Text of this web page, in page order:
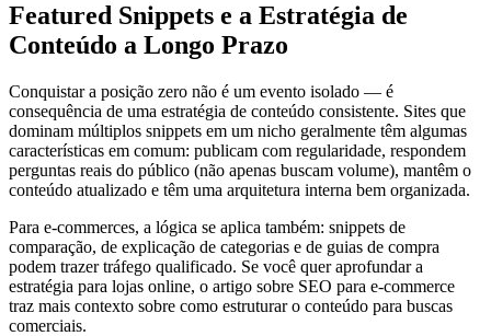
Featured Snippets e a Estratégia de
Conteúdo a Longo Prazo
Conquistar a posição zero não é um evento isolado — é
consequência de uma estratégia de conteúdo consistente. Sites que
dominam múltiplos snippets em um nicho geralmente têm algumas
características em comum: publicam com regularidade, respondem
perguntas reais do público (não apenas buscam volume), mantêm o
conteúdo atualizado e têm uma arquitetura interna bem organizada.
Para e-commerces, a lógica se aplica também: snippets de
comparação, de explicação de categorias e de guias de compra
podem trazer tráfego qualificado. Se você quer aprofundar a
estratégia para lojas online, o artigo sobre SEO para e-commerce
traz mais contexto sobre como estruturar o conteúdo para buscas
comerciais.